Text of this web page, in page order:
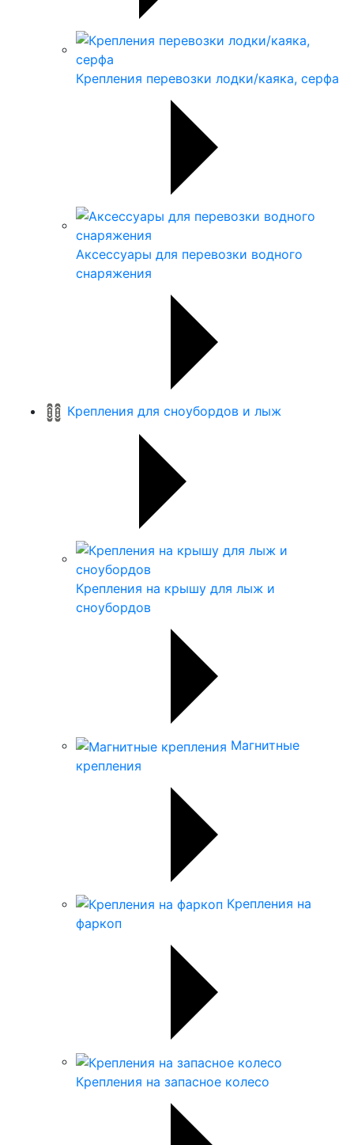
Крепления перевозки лодки/каяка, серфа
Аксессуары для перевозки водного
снаряжения
Крепления для сноубордов и лыж
Крепления на крышу для лыж и
сноубордов
Магнитные
крепления
Крепления на
фаркоп
Крепления на запасное колесо